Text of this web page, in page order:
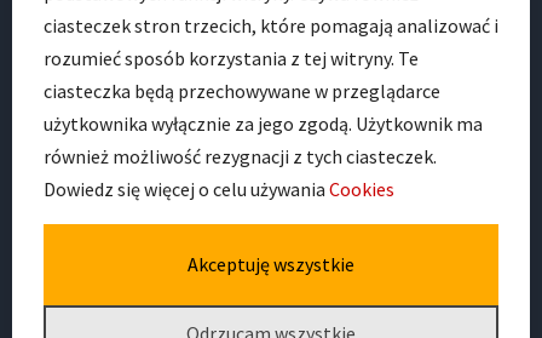
ADRES
Przedszkole Nr 41 im. Jana Pawła II
ul. Dobra 16
ciasteczek stron trzecich, które pomagają analizować i
rozumieć sposób korzystania z tej witryny. Te
ciasteczka będą przechowywane w przeglądarce
użytkownika wyłącznie za jego zgodą. Użytkownik ma
również możliwość rezygnacji z tych ciasteczek.
Dowiedz się więcej o celu używania Cookies
Akceptuję wszystkie
Odrzucam wszystkie